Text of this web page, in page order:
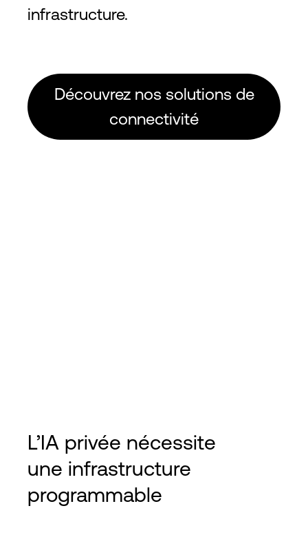
infrastructure.
Découvrez nos solutions de
connectivité
L’IA privée nécessite
une infrastructure
programmable